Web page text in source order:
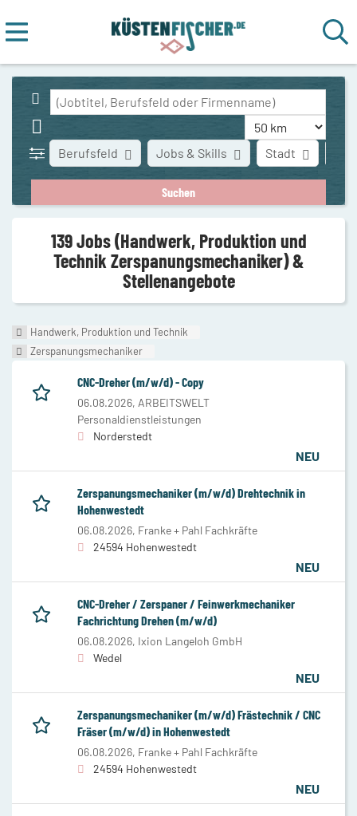
Stadt
Berufsfeld Jobs & Skills
139 Jobs (Handwerk, Produktion und
Technik Zerspanungsmechaniker) &
Stellenangebote
Handwerk, Produktion und Technik
Zerspanungsmechaniker
CNC-Dreher (m/w/d) - Copy
06.08.2026, ARBEITSWELT
Personaldienstleistungen
Norderstedt
NEU
Zerspanungsmechaniker (m/w/d) Drehtechnik in
Hohenwestedt
06.08.2026, Franke + Pahl Fachkräfte
24594 Hohenwestedt
NEU
CNC-Dreher / Zerspaner / Feinwerkmechaniker
Fachrichtung Drehen (m/w/d)
06.08.2026, Ixion Langeloh GmbH
Wedel
NEU
Zerspanungsmechaniker (m/w/d) Frästechnik / CNC
Fräser (m/w/d) in Hohenwestedt
06.08.2026, Franke + Pahl Fachkräfte
24594 Hohenwestedt
NEU